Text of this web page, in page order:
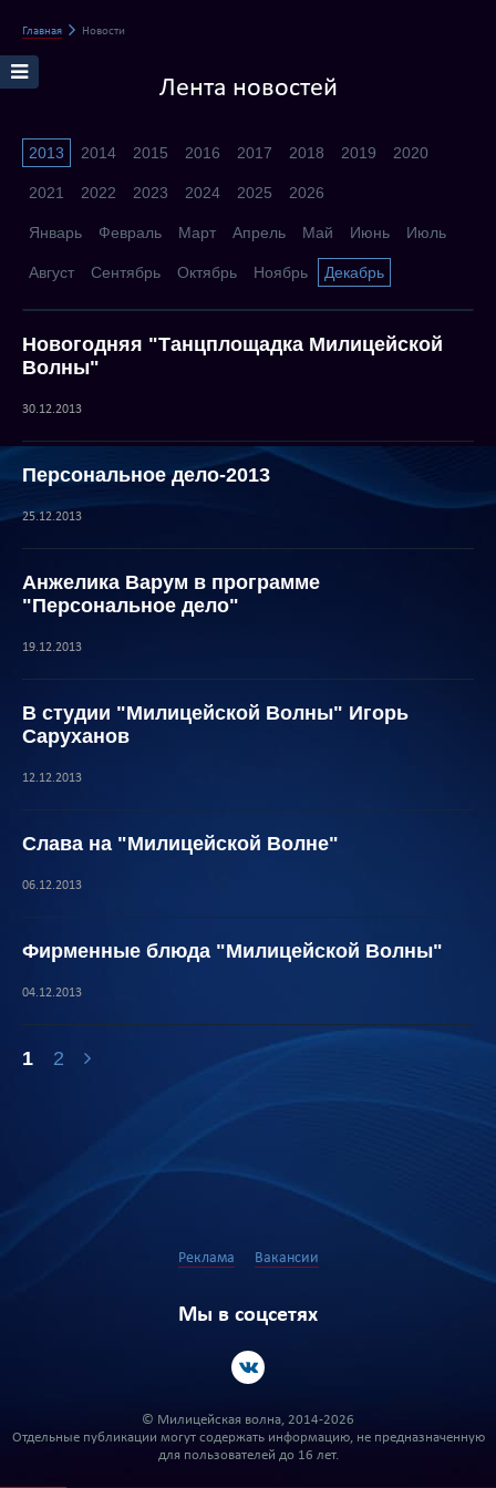
Главная Новости
Лента новостей
2013 2014 2015 2016 2017 2018 2019 2020
2021 2022 2023 2024 2025 2026
Январь Февраль Март Апрель Май Июнь Июль
Август Сентябрь Октябрь Ноябрь Декабрь
Новогодняя "Танцплощадка Милицейской
Волны"
30.12.2013
Персональное дело-2013
25.12.2013
Анжелика Варум в программе
"Персональное дело"
19.12.2013
В студии "Милицейской Волны" Игорь
Саруханов
12.12.2013
Слава на "Милицейской Волне"
06.12.2013
Фирменные блюда "Милицейской Волны"
04.12.2013
1 2
Реклама Вакансии
Мы в соцсетях
© Милицейская волна, 2014-2026
Отдельные публикации могут содержать информацию, не предназначенную
для пользователей до 16 лет.